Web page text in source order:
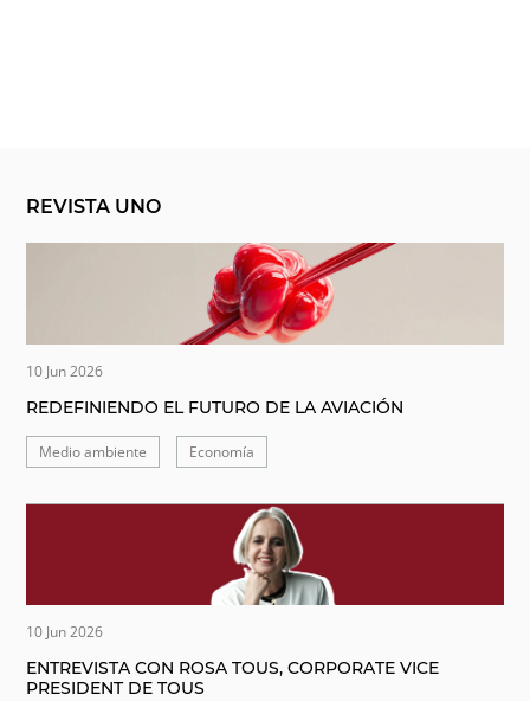
REVISTA UNO
10 Jun 2026
REDEFINIENDO EL FUTURO DE LA AVIACIÓN
Medio ambiente Economía
10 Jun 2026
ENTREVISTA CON ROSA TOUS, CORPORATE VICE
PRESIDENT DE TOUS